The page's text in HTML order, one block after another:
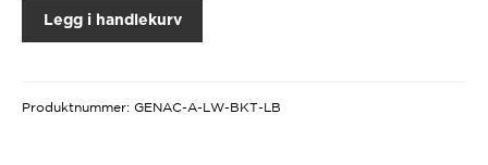
Legg i handlekurv
Produktnummer: GENAC-A-LW-BKT-LB